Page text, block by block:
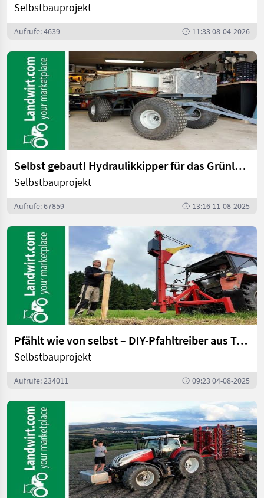
Selbstbauprojekt
Aufrufe: 4639 11:33 08-04-2026
Selbst gebaut! Hydraulikkipper für das Grünlandservice | landwirt.com
Selbstbauprojekt
Aufrufe: 67859 13:16 11-08-2025
Pfählt wie von selbst – DIY-Pfahltreiber aus Tschechien | landwirt.com
Selbstbauprojekt
Aufrufe: 234011 09:23 04-08-2025